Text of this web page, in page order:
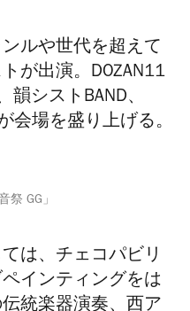
ルや世代を超えて
が出演。 DOZAN11
韻シスト BAND、
会場を盛り上げる。
祭 GG」
は、チェコパビリ
インティングをは
統楽器演奏、西ア